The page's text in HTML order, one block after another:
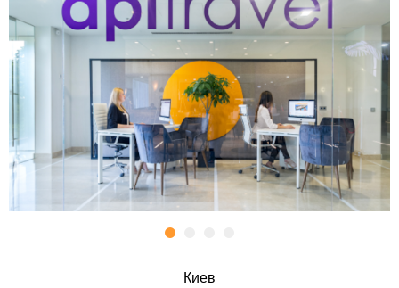
Киев